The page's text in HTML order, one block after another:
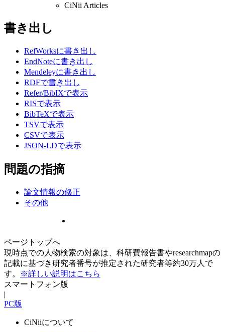
CiNii Articles
書き出し
RefWorksに書き出し
EndNoteに書き出し
Mendeleyに書き出し
RDFで書き出し
Refer/BibIXで表示
RISで表示
BibTeXで表示
TSVで表示
CSVで表示
JSON-LDで表示
問題の指摘
論文情報の修正
その他
ページトップへ
現時点での人物検索の対象は、科研費報告書やresearchmapの
記載に基づき研究者番号が推定された研究者等約30万人で
す。
※詳しい説明はこちら
スマートフォン版
|
PC版
CiNiiについて